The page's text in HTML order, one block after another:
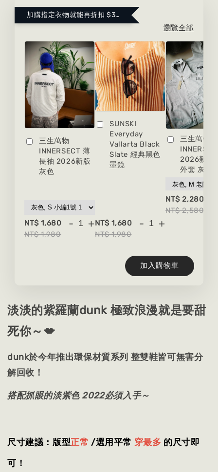
加購指定衣物就能再折扣 $300 ！點這裡看更多～
瀏覽全部
三生萬物
INNERSECT 薄
長袖 2026新版
灰色
NT$ 1,680
NT$ 1,980
- +
SUNSKI
Everyday
Vallarta Black
Slate 經典黑色
墨鏡
NT$ 1,680
NT$ 1,980
- +
三生萬物
2026新版
外套 灰色
NT$ 2,280
NT$ 2,580
加入購物車
淡淡的紫羅蘭dunk 極致浪漫就是要甜
死你～💋
dunk於今年推出環保材質系列 整雙鞋皆可無害分
解回收！
搭配抓眼的淡紫色 2022必須入手～
尺寸建議：版型正常 /選用平常 穿最多 的尺寸即
可！